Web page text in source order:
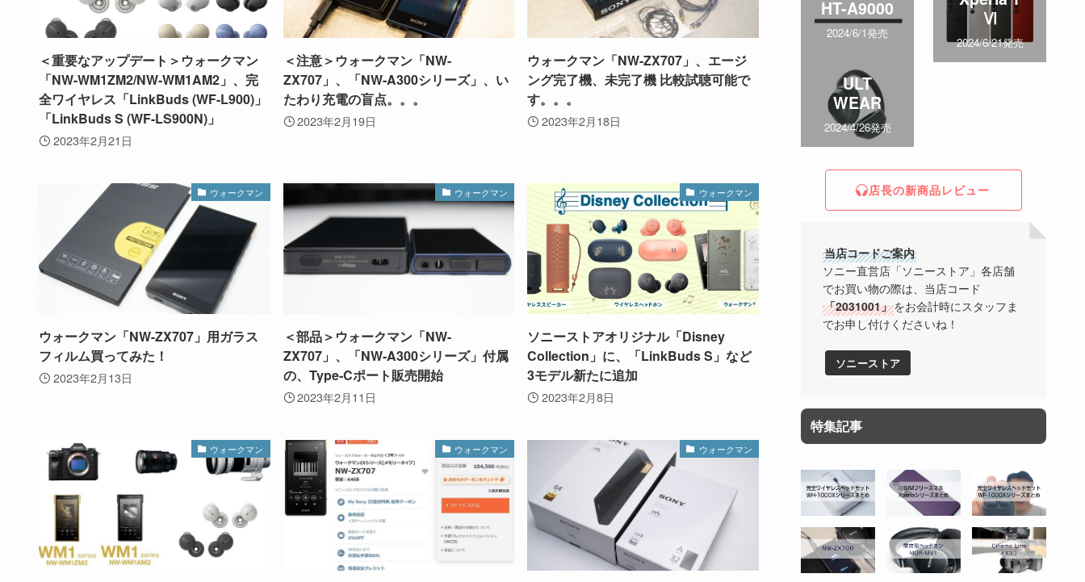
＜重要なアップデート＞ウォークマン
「NW-WM1ZM2/NW-WM1AM2」、完
全ワイヤレス「LinkBuds (WF-L900)」
「LinkBuds S (WF-LS900N)」
2023年2月21日
＜注意＞ウォークマン「NW-
ZX707」、「NW-A300シリーズ」、い
たわり充電の盲点。。。
2023年2月19日
ウォークマン「NW-ZX707」、エージ
ング完了機、未完了機 比較試聴可能で
す。。。
2023年2月18日
ウォークマン
ウォークマン「NW-ZX707」用ガラス
フィルム買ってみた！
2023年2月13日
ウォークマン
＜部品＞ウォークマン「NW-
ZX707」、「NW-A300シリーズ」付属
の、Type-Cポート販売開始
2023年2月11日
ウォークマン
ソニーストアオリジナル「Disney
Collection」に、「LinkBuds S」など
3モデル新たに追加
2023年2月8日
ウォークマン ウォークマン ウォークマン
HT-A9000
2024/6/1発売
Ⅵ
2024/6/21発売
ULT
WEAR
2024/4/26発売
店長の新商品レビュー
当店コードご案内
ソニー直営店「ソニーストア」各店舗
でお買い物の際は、当店コード
「2031001」をお会計時にスタッフま
でお申し付けくださいね！
ソニーストア
特集記事